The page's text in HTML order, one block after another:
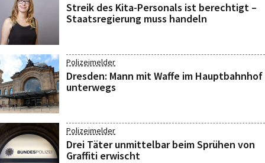
Streik des Kita-Personals ist berechtigt –
Staatsregierung muss handeln
Polizeimelder
Dresden: Mann mit Waffe im Hauptbahnhof
unterwegs
Polizeimelder
Drei Täter unmittelbar beim Sprühen von
Graffiti erwischt